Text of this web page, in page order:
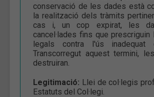
conservació de les dades està
la realització dels tràmits
cas i, un cop expirat, les
cancel·lades fins que
legals contra l'ús inadequat
Transcorregut aquest termini,
destruiran.
Legitimació: Llei de col·legis
Estatuts del Col·legi.